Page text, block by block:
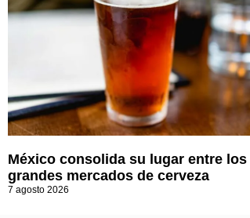
México consolida su lugar entre los
grandes mercados de cerveza
7 agosto 2026